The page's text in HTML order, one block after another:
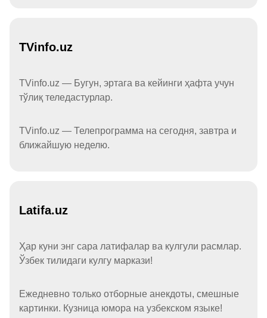
TVinfo.uz
TVinfo.uz — Бугун, эртага ва кейинги ҳафта учун
тўлиқ теледастурлар.
TVinfo.uz — Телепрограмма на сегодня, завтра и
ближайшую неделю.
Latifa.uz
Ҳар куни энг сара латифалар ва кулгули расмлар.
Ўзбек тилидаги кулгу маркази!
Ежедневно только отборные анекдоты, смешные
картинки. Кузница юмора на узбекском языке!